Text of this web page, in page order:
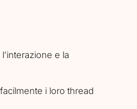
e la
i loro thread